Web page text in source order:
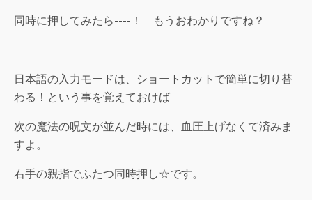
同時に押してみたら----！ もうおわかりですね？
日本語の入力モードは、ショートカットで簡単に切り替
わる！という事を覚えておけば
次の魔法の呪文が並んだ時には、血圧上げなくて済みま
すよ。
右手の親指でふたつ同時押し☆です。